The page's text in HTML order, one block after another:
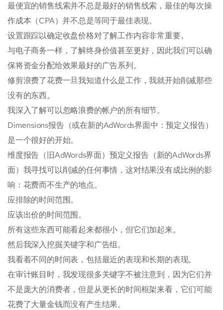
最便宜的销售线索并不总是最好的销售线索，最佳的每次操
作成本（CPA）并不总是等同于最佳表现。
设置跟踪以确定收盘价格对了解工作内容非常重要。
与电子商务一样，了解终身价值甚至更好，因此我们可以确
保将资金分配给效果最好的广告系列。
修剪浪费了花费一旦我知道什么是工作，我就开始削减那些
没有的东西。
我深入了解可以忽略浪费的帐户的所有细节。
Dimensions报告（或在新的AdWords界面中：预定义报告）
是一个很好的开始。
维度报告（旧AdWords界面）预定义报告（新的AdWords界
面）我寻找可以削减的任何事情，这对结果没有成比例的影
响：花费而不生产的地点。
应排除的时间范围。
应该出价的时间范围。
所有这些东西可能看起来都很小，但它们加起来。
然后我深入挖掘关键字和广告组。
我看着不同的时间表，包括最近的表现和长期的表现。
在审计账目时，我发现很多关键字不被注意到，因为它们并
不是庞大的消费者，但是从更长的时间框架来看，它们可能
花费了大量金钱而没有产生结果。